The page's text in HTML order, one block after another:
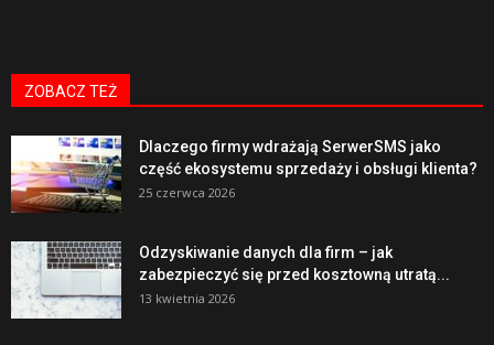
ZOBACZ TEŻ
Dlaczego firmy wdrażają SerwerSMS jako
część ekosystemu sprzedaży i obsługi klienta?
25 czerwca 2026
Odzyskiwanie danych dla firm – jak
zabezpieczyć się przed kosztowną utratą...
13 kwietnia 2026